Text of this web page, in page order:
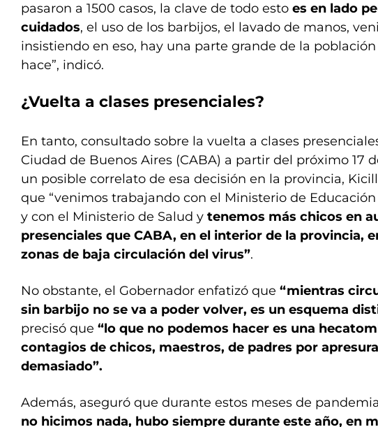
pasaron a 1500 casos, la clave de todo esto es en lado
cuidados, el uso de los barbijos, el lavado de manos,
insistiendo en eso, hay una parte grande de la
hace”, indicó.
¿Vuelta a clases presenciales?
En tanto, consultado sobre la vuelta a clases
Ciudad de Buenos Aires (CABA) a partir del próximo 17
un posible correlato de esa decisión en la provincia,
que “venimos trabajando con el Ministerio de
y con el Ministerio de Salud y tenemos más chicos en
presenciales que CABA, en el interior de la provincia,
zonas de baja circulación del virus”.
No obstante, el Gobernador enfatizó que “mientras
sin barbijo no se va a poder volver, es un esquema
precisó que “lo que no podemos hacer es una
contagios de chicos, maestros, de padres por
demasiado”.
Además, aseguró que durante estos meses de pandemia
no hicimos nada, hubo siempre durante este año, en